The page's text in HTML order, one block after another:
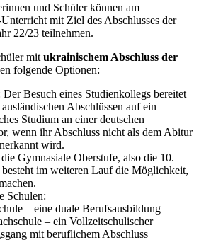
und Schüler können am
mit Ziel des Abschlusses der
22/23 teilnehmen.
mit ukrainischem Abschluss der
folgende Optionen:
Besuch eines Studienkollegs bereitet
Abschlüssen auf ein
Studium an einer deutschen
wenn ihr Abschluss nicht als dem Abitur
wird.
Gymnasiale Oberstufe, also die 10.
im weiteren Lauf die Möglichkeit,
Schulen:
– eine duale Berufsausbildung
– ein Vollzeitschulischer
mit beruflichem Abschluss